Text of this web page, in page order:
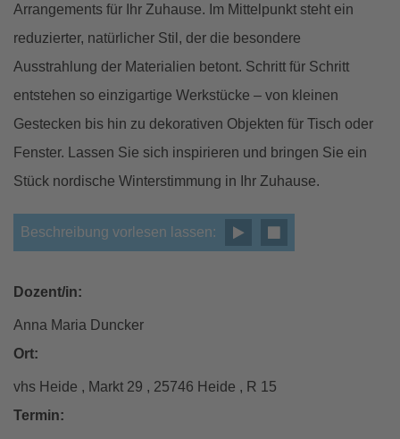
Arrangements für Ihr Zuhause. Im Mittelpunkt steht ein
reduzierter, natürlicher Stil, der die besondere
Ausstrahlung der Materialien betont. Schritt für Schritt
entstehen so einzigartige Werkstücke – von kleinen
Gestecken bis hin zu dekorativen Objekten für Tisch oder
Fenster. Lassen Sie sich inspirieren und bringen Sie ein
Stück nordische Winterstimmung in Ihr Zuhause.
Beschreibung vorlesen lassen:
Dozent/in:
Anna Maria Duncker
Ort:
vhs Heide , Markt 29 , 25746 Heide , R 15
Termin: